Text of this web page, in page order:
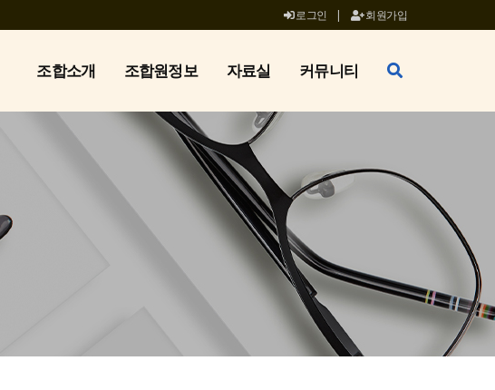
로그인 | 회원가입
조합소개 조합원정보 자료실 커뮤니티